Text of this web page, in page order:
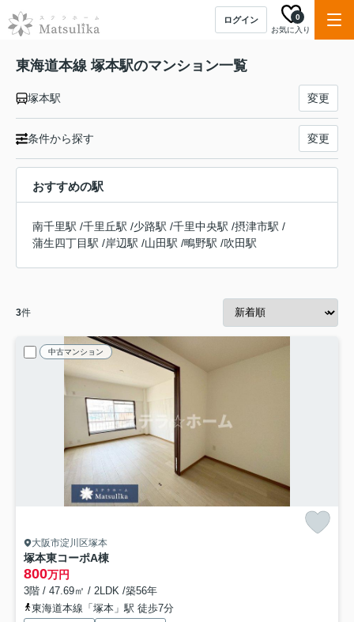
ログイン
お気に入り
0
東海道本線 塚本駅のマンション一覧
塚本駅 変更
条件から探す 変更
おすすめの駅
南千里駅 /千里丘駅 /少路駅 /千里中央駅 /摂津市駅 /
蒲生四丁目駅 /岸辺駅 /山田駅 /鴫野駅 /吹田駅
3件
中古マンション
大阪市淀川区塚本
塚本東コーポA棟
800万円
3階 / 47.69㎡ / 2LDK /築56年
東海道本線「塚本」駅 徒歩7分